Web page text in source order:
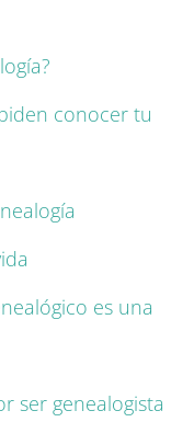
conocer tu
es una
ser genealogista